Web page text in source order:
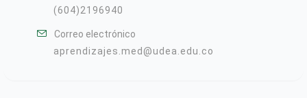
(604)2196940
Correo electrónico
aprendizajes.med@udea.edu.co